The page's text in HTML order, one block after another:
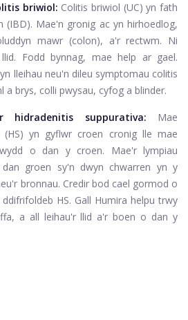
briwiol: Colitis briwiol (UC) yn fath
(IBD). Mae'n gronig ac yn hirhoedlog,
mawr (colon), a'r rectwm. Ni
Fodd bynnag, mae help ar gael.
lleihau neu'n dileu symptomau colitis
a brys, colli pwysau, cyfog a blinder.
suppurativa:
Mae
(HS) yn gyflwr croen cronig lle mae
o dan y croen. Mae'r lympiau
groen sy'n dwyn chwarren yn y
bronnau. Credir bod cael gormod o
HS. Gall Humira helpu trwy
a all leihau'r llid a'r boen o dan y